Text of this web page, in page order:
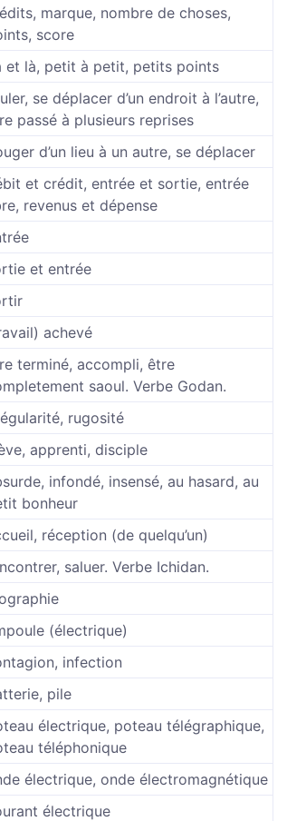
marque, nombre de choses,
score
et là, petit à petit, petits points
se déplacer d’un endroit à l’autre,
passé à plusieurs reprises
d’un lieu à un autre, se déplacer
et crédit, entrée et sortie, entrée
revenus et dépense
et entrée
achevé
terminé, accompli, être
saoul. Verbe Godan.
rugosité
apprenti, disciple
infondé, insensé, au hasard, au
bonheur
réception (de quelqu’un)
saluer. Verbe Ichidan.
(électrique)
infection
pile
électrique, poteau télégraphique,
téléphonique
électrique, onde électromagnétique
électrique